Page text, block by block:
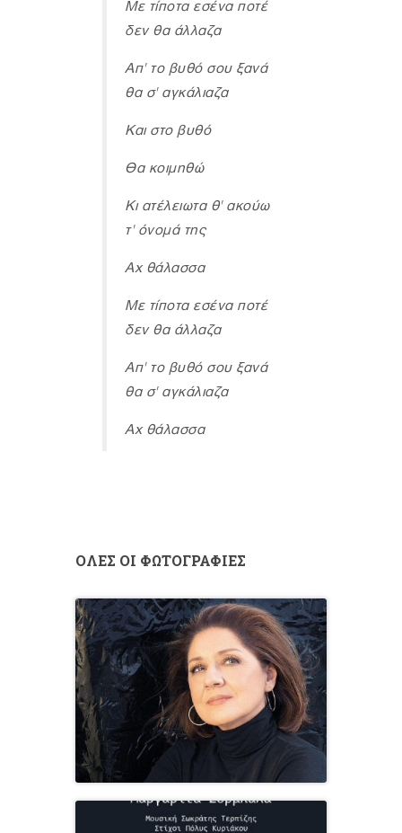
Με τίποτα εσένα ποτέ
δεν θα άλλαζα
Απ' το βυθό σου ξανά
θα σ' αγκάλιαζα
Και στο βυθό
Θα κοιμηθώ
Κι ατέλειωτα θ' ακούω
τ' όνομά της
Αχ θάλασσα
Με τίποτα εσένα ποτέ
δεν θα άλλαζα
Απ' το βυθό σου ξανά
θα σ' αγκάλιαζα
Αχ θάλασσα
ΟΛΕΣ ΟΙ ΦΩΤΟΓΡΑΦΙΕΣ